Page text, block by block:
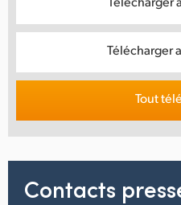
Télécharger
Tout
Contacts